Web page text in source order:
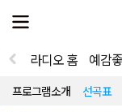
전
체
뉴
열
라디오 홈 예감
프로그램소개 선곡표